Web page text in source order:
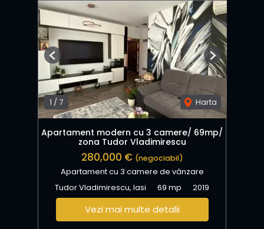
1 / 7 Harta
Previous Next
Apartament modern cu 3 camere/ 69mp/
zona Tudor Vladimirescu
280,000 € (negociabil)
Apartament cu 3 camere de vânzare
Tudor Vladimirescu, Iasi
69 mp 2019
Vezi mai multe detalii